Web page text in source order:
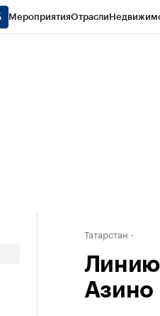
МероприятияОтрасли
Татарстан
Линию
Азино